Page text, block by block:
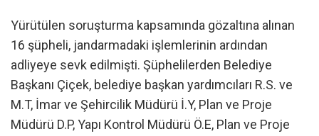
Yürütülen soruşturma kapsamında gözaltına alınan
16 şüpheli, jandarmadaki işlemlerinin ardından
adliyeye sevk edilmişti. Şüphelilerden Belediye
Başkanı Çiçek, belediye başkan yardımcıları R.S. ve
M.T, İmar ve Şehircilik Müdürü İ.Y, Plan ve Proje
Müdürü D.P, Yapı Kontrol Müdürü Ö.E, Plan ve Proje